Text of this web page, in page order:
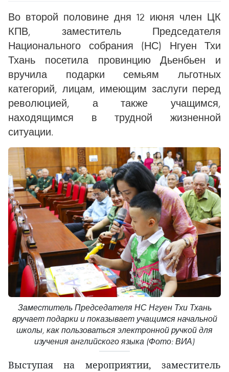
Во второй половине дня 12 июня член ЦК
КПВ, заместитель Председателя
Национального собрания (НС) Нгуен Тхи
Тхань посетила провинцию Дьенбьен и
вручила подарки семьям льготных
категорий, лицам, имеющим заслуги перед
революцией, а также учащимся,
находящимся в трудной жизненной
ситуации.
Заместитель Председателя НС Нгуен Тхи Тхань
вручает подарки и показывает учащимся начальной
школы, как пользоваться электронной ручкой для
изучения английского языка (Фото: ВИА)
Выступая на мероприятии, заместитель